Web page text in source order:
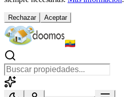
Rechazar Aceptar